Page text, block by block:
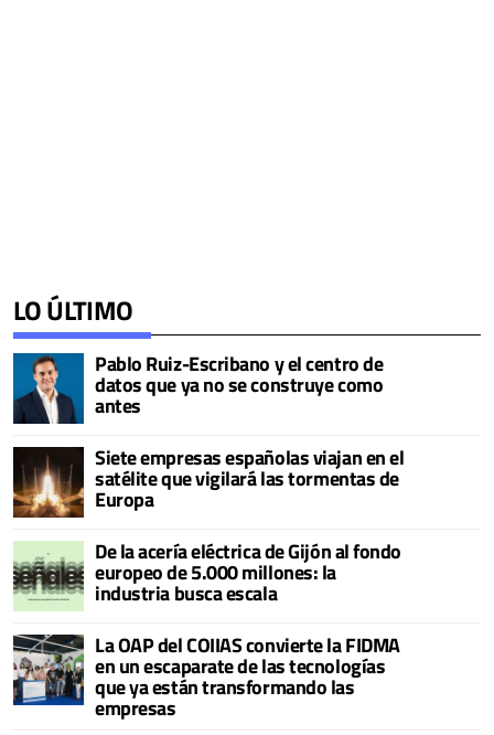
LO ÚLTIMO
Pablo Ruiz-Escribano y el centro de
datos que ya no se construye como
antes
Siete empresas españolas viajan en el
satélite que vigilará las tormentas de
Europa
De la acería eléctrica de Gijón al fondo
europeo de 5.000 millones: la
industria busca escala
La OAP del COIIAS convierte la FIDMA
en un escaparate de las tecnologías
que ya están transformando las
empresas